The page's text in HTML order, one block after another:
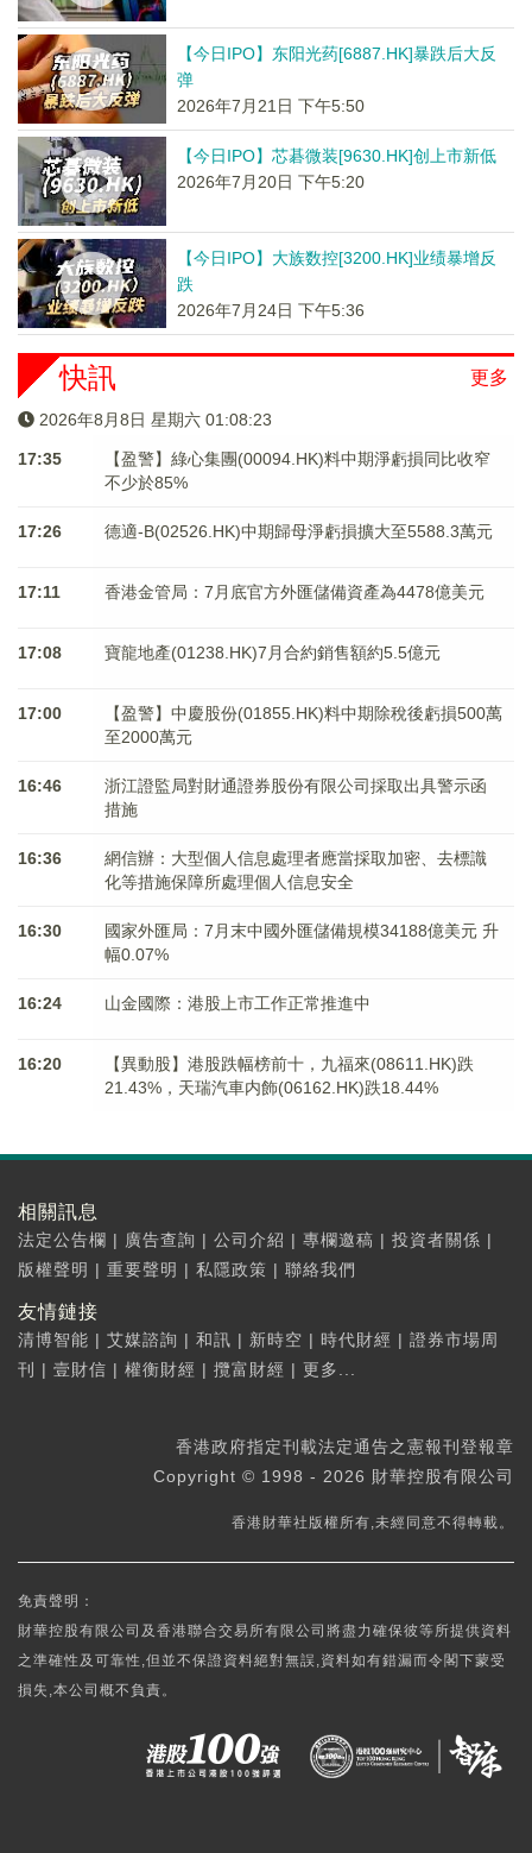
【今日IPO】东阳光药[6887.HK]暴跌后大反
弹
2026年7月21日 下午5:50
【今日IPO】芯碁微装[9630.HK]创上市新低
2026年7月20日 下午5:20
【今日IPO】大族数控[3200.HK]业绩暴增反
跌
2026年7月24日 下午5:36
更多
快訊
2026年8月8日 星期六 01:08:23
17:35
【盈警】綠心集團(00094.HK)料中期淨虧損同比收窄
不少於85%
17:26 德適-B(02526.HK)中期歸母淨虧損擴大至5588.3萬元
17:11 香港金管局：7月底官方外匯儲備資產為4478億美元
17:08 寶龍地產(01238.HK)7月合約銷售額約5.5億元
17:00
【盈警】中慶股份(01855.HK)料中期除稅後虧損500萬
至2000萬元
16:46
浙江證監局對財通證券股份有限公司採取出具警示函
措施
16:36
網信辦：大型個人信息處理者應當採取加密、去標識
化等措施保障所處理個人信息安全
16:30
國家外匯局：7月末中國外匯儲備規模34188億美元 升
幅0.07%
16:24 山金國際：港股上市工作正常推進中
16:20
【異動股】港股跌幅榜前十，九福來(08611.HK)跌
21.43%，天瑞汽車内飾(06162.HK)跌18.44%
相關訊息
法定公告欄 | 廣告查詢 | 公司介紹 | 專欄邀稿 | 投資者關係 |
版權聲明 | 重要聲明 | 私隱政策 | 聯絡我們
友情鏈接
清博智能 | 艾媒諮詢 | 和訊 | 新時空 | 時代財經 | 證券市場周
刊
| 壹財信 | 權衡財經 | 攬富財經 | 更多...
香港政府指定刊載法定通告之憲報刊登報章
Copyright © 1998 - 2026 財華控股有限公司
香港財華社版權所有,未經同意不得轉載。
免責聲明：
財華控股有限公司及香港聯合交易所有限公司將盡力確保彼等所提供資料
之準確性及可靠性,但並不保證資料絕對無誤,資料如有錯漏而令閣下蒙受
損失,本公司概不負責。